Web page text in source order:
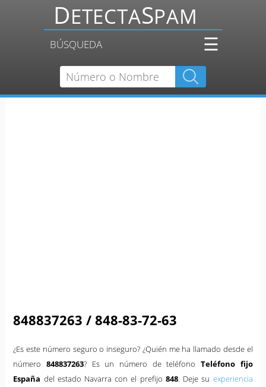
BÚSQUEDA ☰
848837263 / 848-83-72-63
¿Es este número seguro o inseguro? ¿Quién me ha llamado desde el
número848837263? Es un número de teléfono Teléfono fijo
España del estado Navarra con el prefijo 848. Deje su experiencia